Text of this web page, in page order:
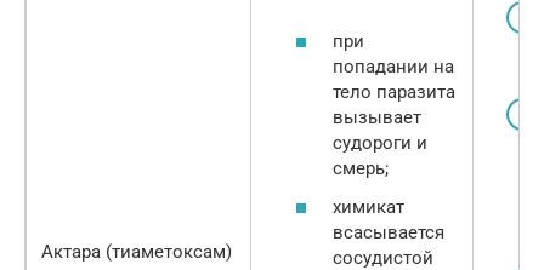
Актара (тиаметоксам)
при
попадании на
тело паразита
вызывает
судороги и
смерь;
химикат
всасывается
сосудистой